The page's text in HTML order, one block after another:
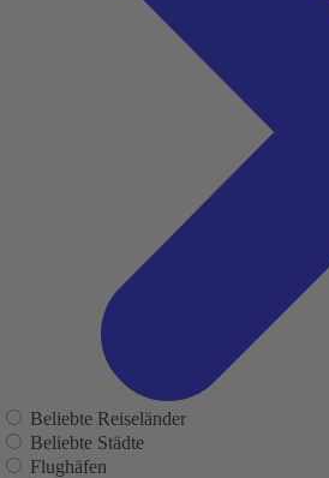
Beliebte Reiseländer
Beliebte Städte
Flughäfen